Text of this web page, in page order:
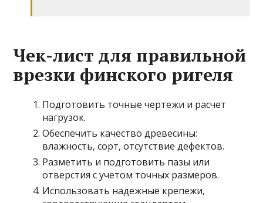
Чек-лист для правильной
врезки финского ригеля
Подготовить точные чертежи и расчет
нагрузок.
Обеспечить качество древесины:
влажность, сорт, отсутствие дефектов.
Разметить и подготовить пазы или
отверстия с учетом точных размеров.
Использовать надежные крепежи,